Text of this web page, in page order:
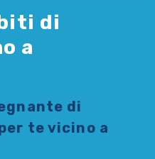
di
a
di
te vicino a